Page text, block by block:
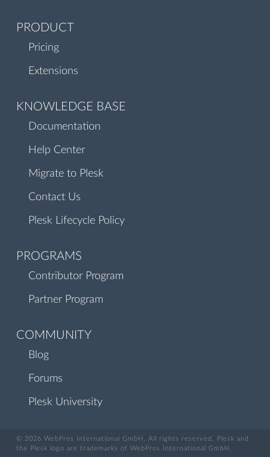
PRODUCT
Pricing
Extensions
KNOWLEDGE BASE
Documentation
Help Center
Migrate to Plesk
Contact Us
Plesk Lifecycle Policy
PROGRAMS
Contributor Program
Partner Program
COMMUNITY
Blog
Forums
Plesk University
© 2026 WebPros International GmbH. All rights reserved. Plesk and
the Plesk logo are trademarks of WebPros International GmbH.